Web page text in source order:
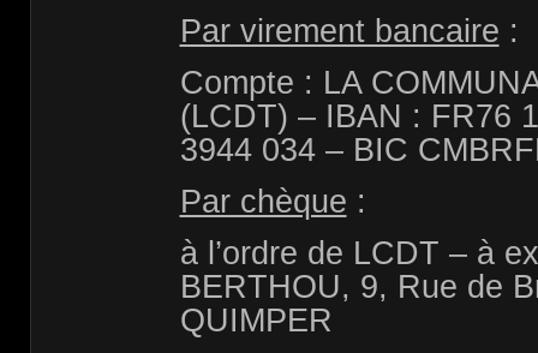
Par virement bancaire :
Compte : LA
(LCDT) – IBAN : FR76
3944 034 – BIC
Par chèque :
à l’ordre de LCDT – à
BERTHOU, 9, Rue de
QUIMPER